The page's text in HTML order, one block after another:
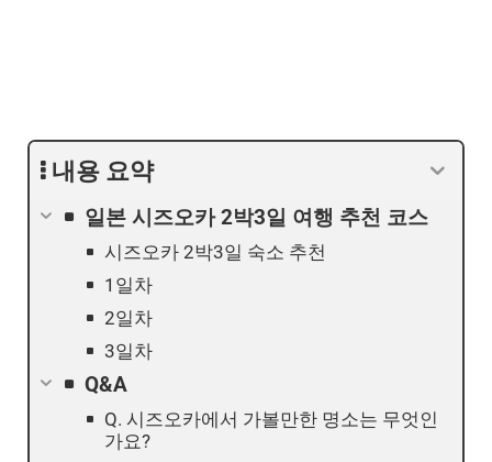
내용 요약
일본 시즈오카 2박3일 여행 추천 코스
시즈오카 2박3일 숙소 추천
1일차
2일차
3일차
Q&A
Q. 시즈오카에서 가볼만한 명소는 무엇인
가요?